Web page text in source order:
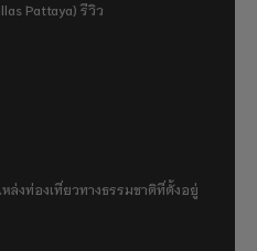
Pattaya) รีวิว
ล่งท่องเที่ยวทางธรรมชาติที่ตั้งอยู่